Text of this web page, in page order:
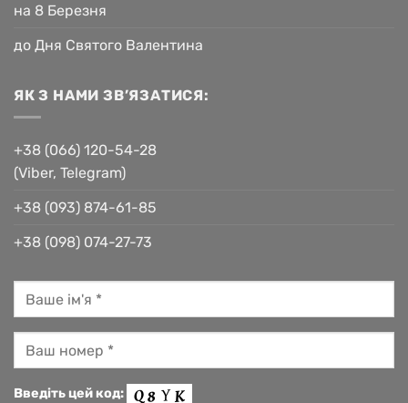
на 8 Березня
до Дня Святого Валентина
ЯК З НАМИ ЗВ’ЯЗАТИСЯ:
+38 (066) 120-54-28
(Viber, Telegram)
+38 (093) 874-61-85
+38 (098) 074-27-73
Введіть цей код: